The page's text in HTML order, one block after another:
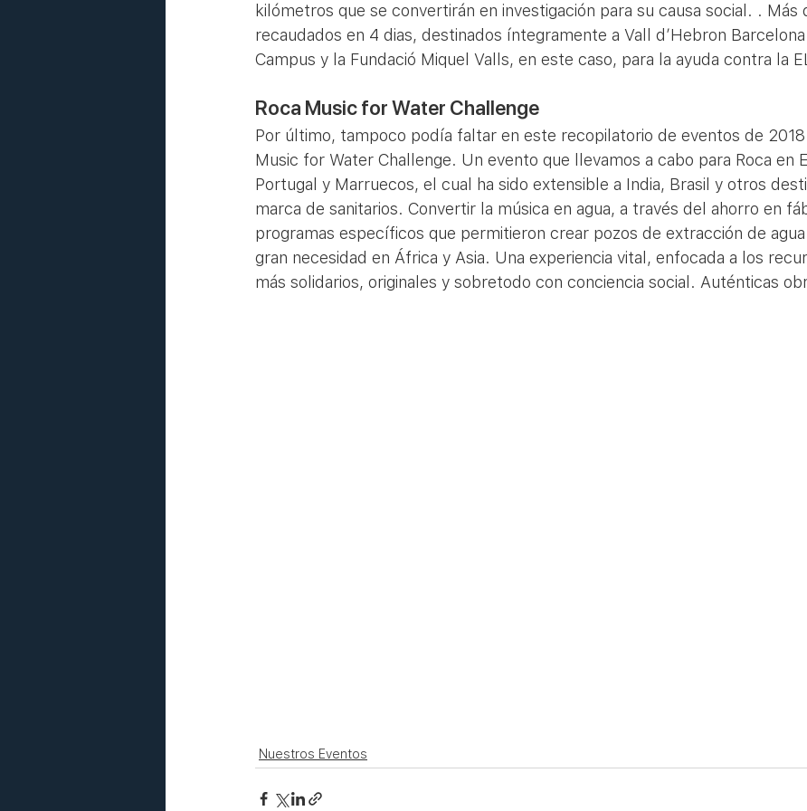
kilómetros que se convertirán en investigación para su causa social. . Más
recaudados en 4 dias, destinados íntegramente a Vall d’Hebron Barcelona
Campus y la Fundació Miquel Valls, en este caso, para la ayuda contra la
Roca Music for Water Challenge
Por último, tampoco podía faltar en este recopilatorio de eventos de
Music for Water Challenge. Un evento que llevamos a cabo para Roca en
Portugal y Marruecos, el cual ha sido extensible a India, Brasil y otros
marca de sanitarios. Convertir la música en agua, a través del ahorro en
programas específicos que permitieron crear pozos de extracción de
gran necesidad en África y Asia. Una experiencia vital, enfocada a los
más solidarios, originales y sobretodo con conciencia social. Auténticas
Nuestros Eventos